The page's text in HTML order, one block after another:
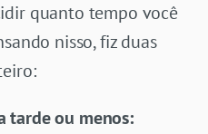
quanto tempo você
nisso, fiz duas
tarde ou menos: